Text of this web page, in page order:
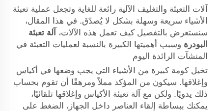
آلات التعبئة والتغليف الآلية رائعة للغاية وتجعل عملية تعبئة
الأشياء سريعة وسهلة بشكل لا يُصدّق. في هذا المقال،
سنستعرض بالتفصيل كيف تعمل هذه الآلات، آلة تعبئة
البودرة وسبب أهميتها الكبيرة بالنسبة لعمليات التعبئة في
المنشآت الرائدة اليوم
تخيل كومة كبيرة من الأشياء التي يجب وضعها في أكياس
وإغلاقها. سيكون من المؤكد مملاً ومرهقًا أن تقوم بحساب
ذلك يدويًا. ولكن مع آلة تعبئة الأكياس وإغلاقها تلقائيًا،
يمكنك ببساطة إلقاء العناصر داخل الجهاز، الضغط على